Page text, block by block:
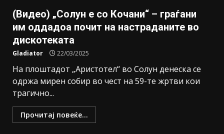
(Видео) „Солун е со Кочани“ – граѓани
им оддадоа почит на настраданите во
дискотеката
Gladiator 22/03/2025
На плоштадот „Аристотел“ во Солун денеска се
одржа мирен собир во чест на 59-те жртви кои
трагично...
Прочитај повеќе...